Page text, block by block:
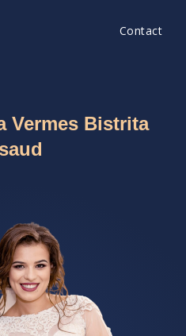
Contact
Vermes Bistrita